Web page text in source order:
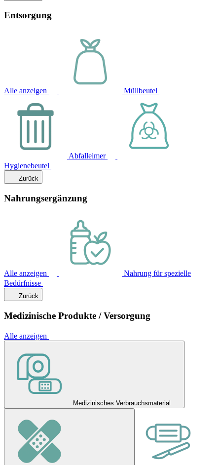
Entsorgung
Alle anzeigen Müllbeutel
Abfalleimer
Hygienebeutel
Zurück
Nahrungsergänzung
Alle anzeigen
Nahrung für spezielle
Bedürfnisse
Zurück
Medizinische Produkte / Versorgung
Alle anzeigen
Medizinisches Verbrauchsmaterial